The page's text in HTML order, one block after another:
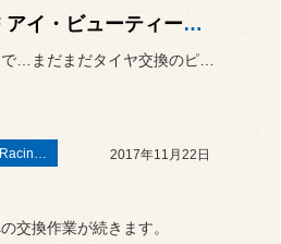
雪が降ったら 『 BELLOF アイ・ビューティースノーワイパー 』！
ホイール「OZ-Racing」 2017年11月22日
交換作業が続きます。